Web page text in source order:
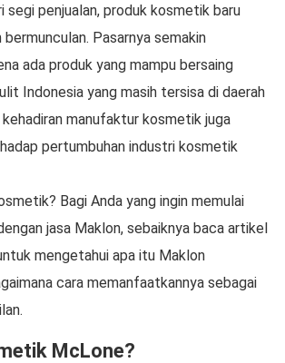
segi penjualan, produk kosmetik baru
Pasarnya semakin
ada produk yang mampu bersaing
Indonesia yang masih tersisa di daerah
manufaktur kosmetik juga
pertumbuhan industri kosmetik
Bagi Anda yang ingin memulai
jasa Maklon, sebaiknya baca artikel
mengetahui apa itu Maklon
cara memanfaatkannya sebagai
McLone?